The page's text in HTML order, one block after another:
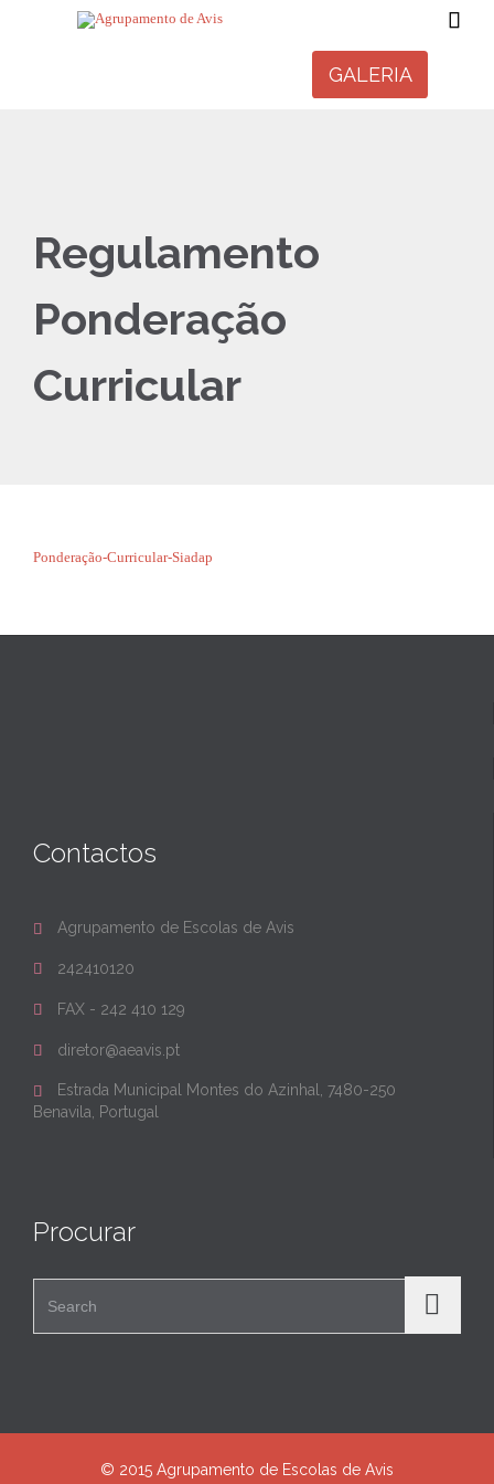

GALERIA
Regulamento
Ponderação
Curricular
Ponderação-Curricular-Siadap
Contactos
 Agrupamento de Escolas de Avis
 242410120
 FAX - 242 410 129
 diretor@aeavis.pt

Estrada Municipal Montes do Azinhal, 7480-250
Benavila, Portugal
Procurar
© 2015 Agrupamento de Escolas de Avis